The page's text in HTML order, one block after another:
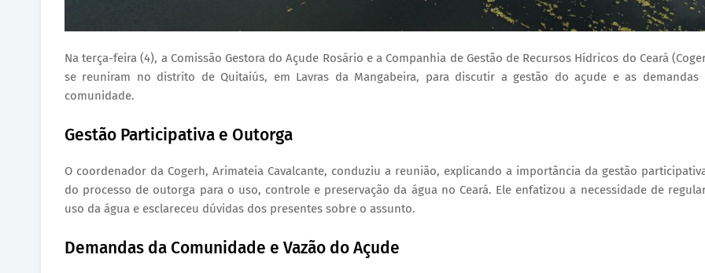
Na terça-feira (4), a Comissão Gestora do Açude Rosário e a Companhia de Gestão de Recursos Hídricos do Ceará
se reuniram no distrito de Quitaiús, em Lavras da Mangabeira, para discutir a gestão do açude e as demandas
comunidade.
Gestão Participativa e Outorga
O coordenador da Cogerh, Arimateia Cavalcante, conduziu a reunião, explicando a importância da gestão
do processo de outorga para o uso, controle e preservação da água no Ceará. Ele enfatizou a necessidade de
uso da água e esclareceu dúvidas dos presentes sobre o assunto.
Demandas da Comunidade e Vazão do Açude